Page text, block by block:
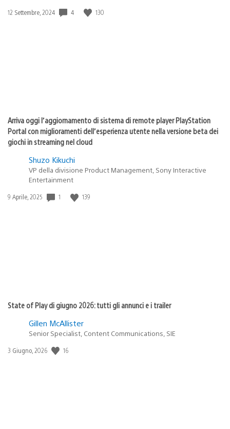
Data
12 Settembre, 2024 4 130
Arriva oggi l’aggiornamento di sistema di remote player PlayStation
Portal con miglioramenti dell’esperienza utente nella versione beta dei
giochi in streaming nel cloud
Shuzo Kikuchi
VP della divisione Product Management, Sony Interactive
Entertainment
Data
9 Aprile, 2025 1 139
State of Play di giugno 2026: tutti gli annunci e i trailer
Gillen McAllister
Senior Specialist, Content Communications, SIE
Data
3 Giugno, 2026 16